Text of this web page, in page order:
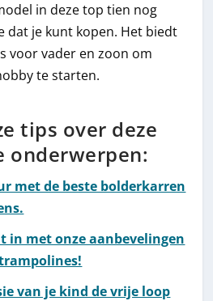
in deze top tien nog
dat je kunt kopen. Het biedt
voor vader en zoon om
te starten.
tips over deze
onderwerpen:
met de beste bolderkarren
in met onze aanbevelingen
van je kind de vrije loop